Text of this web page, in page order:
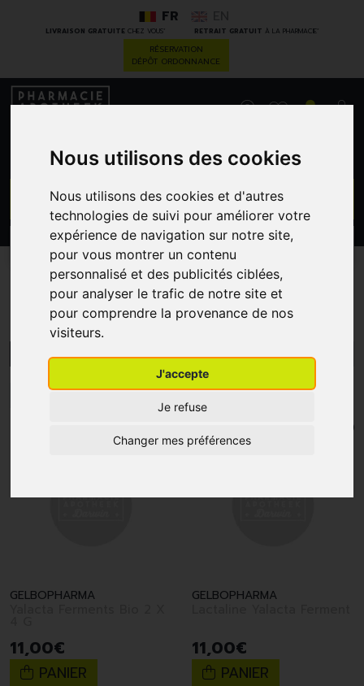
Nous utilisons des cookies
Nous utilisons des cookies et d'autres
technologies de suivi pour améliorer votre
expérience de navigation sur notre site,
pour vous montrer un contenu
personnalisé et des publicités ciblées,
pour analyser le trafic de notre site et
pour comprendre la provenance de nos
visiteurs.
J'accepte
Je refuse
Changer mes préférences
LIVRAISON GRATUITECHEZ VOUS* RETRAIT GRATUIT À LA PHARMACIE *
FR
RÉSERVATION
DÉPÔT ORDONNANCE
CATÉGORIES PROMOS
Gelbopharma
MENU/FILTRES
2
GELBOPHARMA
11,00€
PANIER
GELBOPHARMA
11,00€
PANIER